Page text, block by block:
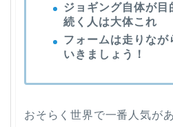
ジョギング自体が目
続く人は大体これ
フォームは走りなが
いきましょう！
おそらく世界で一番人気が